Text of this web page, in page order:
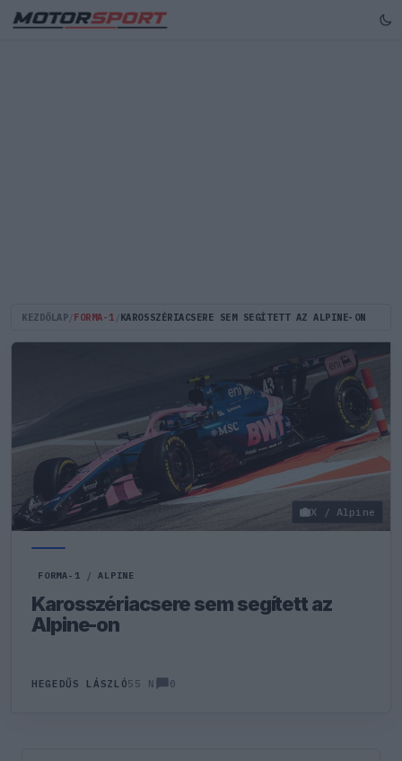
KEZDŐLAP FORMA-1 KAROSSZÉRIACSERE SEM SEGÍTETT AZ ALPINE-ON
X / Alpine
FORMA-1 / ALPINE
Karosszériacsere sem segített az
Alpine-on
HEGEDŰS LÁSZLÓ55 N 0